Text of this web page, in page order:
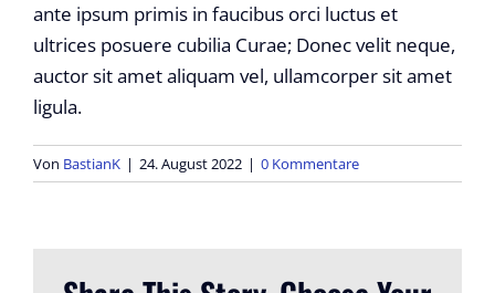
ante ipsum primis in faucibus orci luctus et
ultrices posuere cubilia Curae; Donec velit neque,
auctor sit amet aliquam vel, ullamcorper sit amet
ligula.
Von BastianK | 24. August 2022 | 0 Kommentare